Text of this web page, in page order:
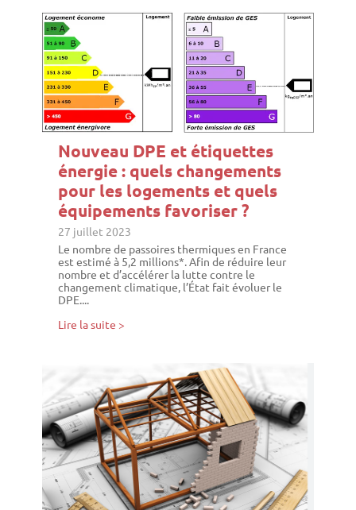
Nouveau DPE et étiquettes
énergie : quels changements
pour les logements et quels
équipements favoriser ?
27 juillet 2023
Le nombre de passoires thermiques en France
est estimé à 5,2 millions*. Afin de réduire leur
nombre et d’accélérer la lutte contre le
changement climatique, l’État fait évoluer le
DPE....
Lire la suite >